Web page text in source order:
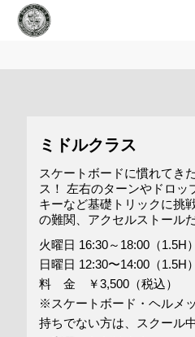
ミドルクラス
スケートボードに慣れてき
ス！ 左右のターンやドロッ
キーなど基礎トリックに挑
の難関、アクセルストール
火曜日 16:30～18:00（1.5H）
日曜日 12:30〜14:00（1.5H）
料 金 ￥3,500（税込）
※スケートボード・ヘルメ
持ちでない方は、スクール